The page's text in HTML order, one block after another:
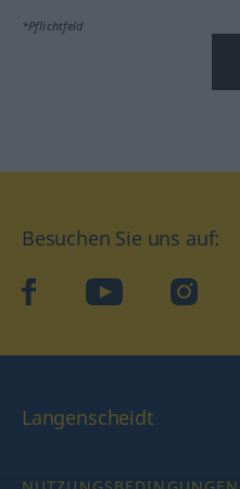
*Pflichtfeld
Besuchen Sie uns auf:
facebookYouTube
Langenscheidt